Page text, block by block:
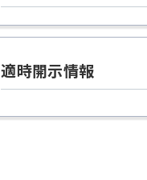
適時開示情報